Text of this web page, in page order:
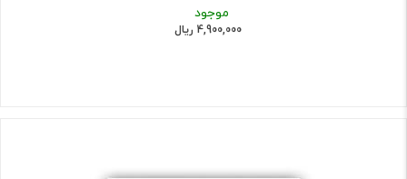
موجود
4,900,000 ریال